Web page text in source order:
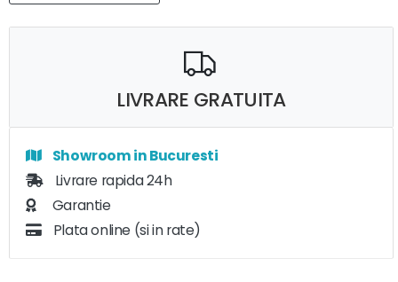
LIVRARE GRATUITA
Showroom in Bucuresti
Livrare rapida 24h
Garantie
Plata online (si in rate)